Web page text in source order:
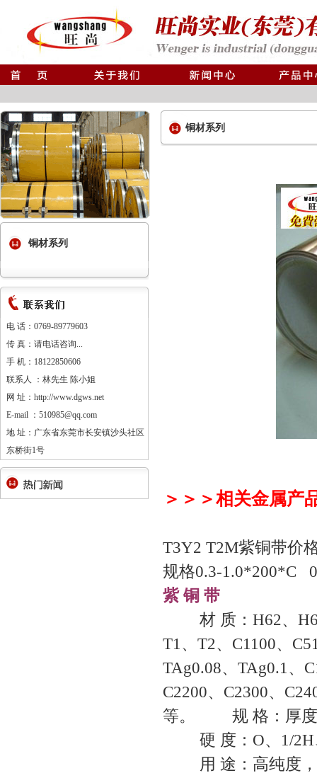
铜材系列
电 话：0769-89779603
传 真：请电话咨询...
手 机：18122850606
联系人 ：林先生 陈小姐
网 址：http://www.dgws.net
E-mail ：510985@qq.com
地 址：广东省东莞市长安镇沙头社区
东桥街1号
铜材系列
＞＞＞相关金属产
T3Y2 T2M紫铜带价
规格0.3-1.0*200*C
紫 铜 带
材 质：H62、H62
T1、T2、C1100、
TAg0.08、TAg0.1、
C2200、C2300、
等。 规 格：厚度
硬 度：O、1/2H
用 途：高纯度，